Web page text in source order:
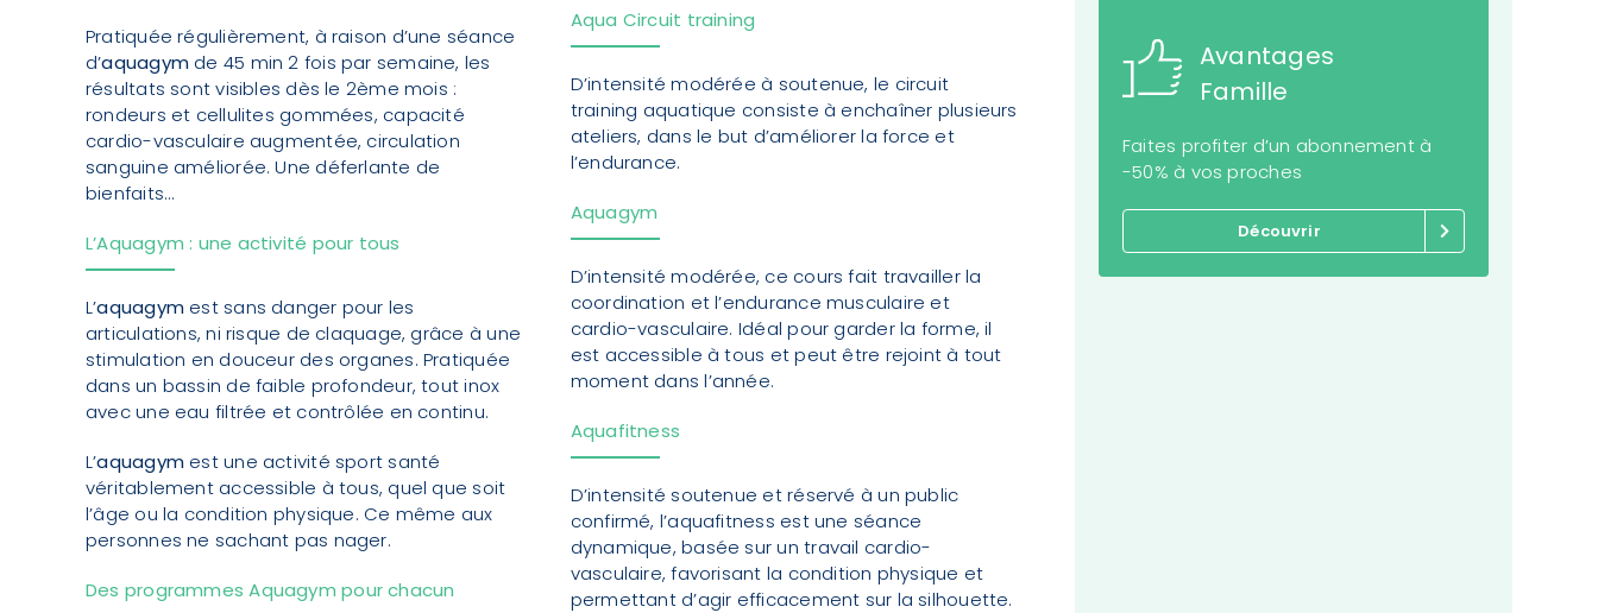
Pratiquée régulièrement, à raison d’une séance
d’aquagymde 45 min 2 fois par semaine, les
résultats sont visibles dès le 2ème mois :
rondeurs et cellulites gommées, capacité
cardio-vasculaire augmentée, circulation
sanguine améliorée. Une déferlante de
bienfaits…
L’Aquagym : une activité pour tous
L’aquagymest sans danger pour les
articulations, ni risque de claquage, grâce à une
stimulation en douceur des organes. Pratiquée
dans un bassin de faible profondeur, tout inox
avec une eau filtrée et contrôlée en continu.
L’aquagymest une activité sport santé
véritablement accessible à tous, quel que soit
l’âge ou la condition physique. Ce même aux
personnes ne sachant pas nager.
Des programmes Aquagym pour chacun
Aqua Circuit training
D’intensité modérée à soutenue, le circuit
training aquatique consiste à enchaîner plusieurs
ateliers, dans le but d’améliorer la force et
l’endurance.
Aquagym
D’intensité modérée, ce cours fait travailler la
coordination et l’endurance musculaire et
cardio-vasculaire. Idéal pour garder la forme, il
est accessible à tous et peut être rejoint à tout
moment dans l’année.
Aquafitness
D’intensité soutenue et réservé à un public
confirmé, l’aquafitness est une séance
dynamique, basée sur un travail cardio-
vasculaire, favorisant la condition physique et
permettant d’agir efficacement sur la silhouette.
Avantages
Famille
Faites profiter d’un abonnement à
-50% à vos proches
Découvrir